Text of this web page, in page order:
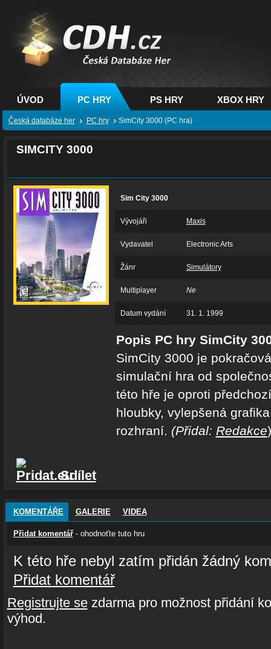
CDH.cz - hry na PC,
PS, XBOX - Česká
databáze her
ÚVOD PC HRY PS HRY XBOX HRY
Česká databáze her PC hry SimCity 3000 (PC hra)
SIMCITY 3000
Sim City 3000
Vývojáři Maxis
Vydavatel Electronic Arts
Žánr Simulátory
Multiplayer Ne
Datum vydání 31. 1. 1999
Popis PC hry SimCity
SimCity 3000 je
simulační hra od
této hře je oproti
hloubky, vylepšená
rozhraní. (Přidal: Redakce)
Sdílet
KOMENTÁŘE GALERIE VIDEA
Přidat komentář- ohodnoťte tuto hru
K této hře nebyl zatím přidán žádný
Přidat komentář
Registrujte sezdarma pro možnost přidání
výhod.